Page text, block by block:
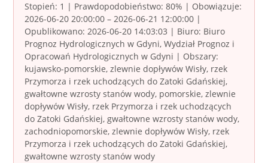
Stopień: 1 | Prawdopodobieństwo: 80% | Obowiązuje:
2026-06-20 20:00:00 – 2026-06-21 12:00:00 |
Opublikowano: 2026-06-20 14:03:03 | Biuro: Biuro
Prognoz Hydrologicznych w Gdyni, Wydział Prognoz i
Opracowań Hydrologicznych w Gdyni | Obszary:
kujawsko-pomorskie, zlewnie dopływów Wisły, rzek
Przymorza i rzek uchodzących do Zatoki Gdańskiej,
gwałtowne wzrosty stanów wody, pomorskie, zlewnie
dopływów Wisły, rzek Przymorza i rzek uchodzących
do Zatoki Gdańskiej, gwałtowne wzrosty stanów wody,
zachodniopomorskie, zlewnie dopływów Wisły, rzek
Przymorza i rzek uchodzących do Zatoki Gdańskiej,
gwałtowne wzrosty stanów wody